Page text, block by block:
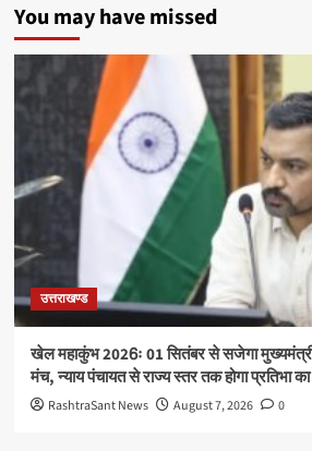
You may have missed
उत्तराखण्ड
खेल महाकुंभ 2026ः 01 सितंबर से सजेगा मुख्यमंत्री
मंच, न्याय पंचायत से राज्य स्तर तक होगा प्रतिभा
RashtraSant News August 7, 2026 0